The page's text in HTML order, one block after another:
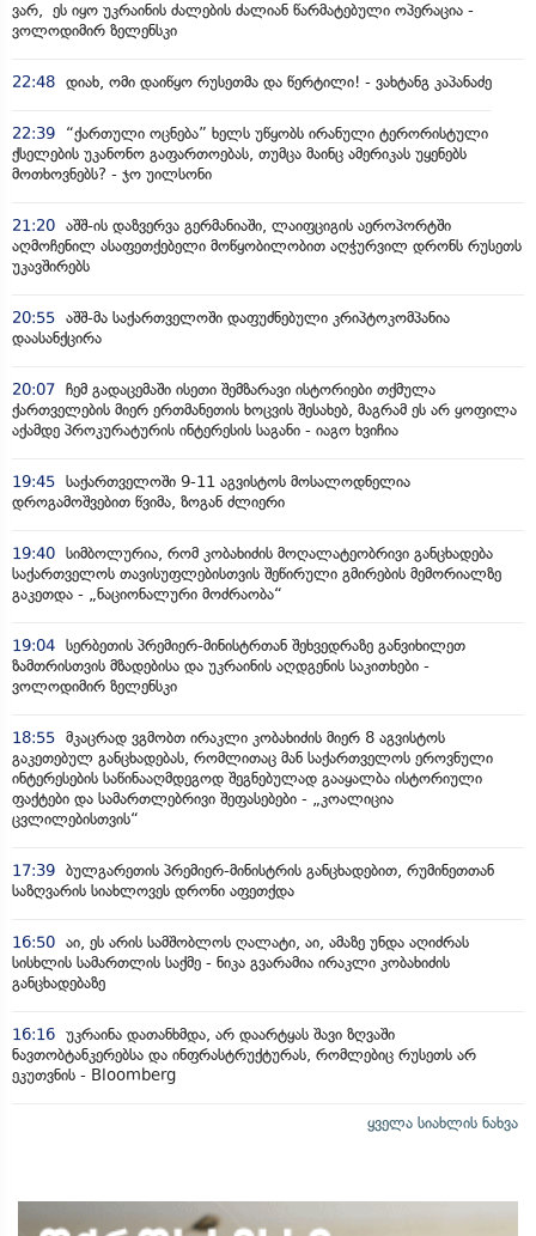
ვარ, ეს იყო უკრაინის ძალების ძალიან წარმატებული ოპერაცია -
ვოლოდიმირ ზელენსკი
22:48 დიახ, ომი დაიწყო რუსეთმა და წერტილი! - ვახტანგ კაპანაძე
22:39
“ქართული ოცნება” ხელს უწყობს ირანული ტერორისტული
ქსელების უკანონო გაფართოებას, თუმცა მაინც ამერიკას უყენებს
მოთხოვნებს? - ჯო უილსონი
21:20 აშშ-ის დაზვერვა გერმანიაში, ლაიფციგის აეროპორტში
აღმოჩენილ ასაფეთქებელი მოწყობილობით აღჭურვილ დრონს რუსეთს
უკავშირებს
20:55 აშშ-მა საქართველოში დაფუძნებული კრიპტოკომპანია
დაასანქცირა
20:07 ჩემ გადაცემაში ისეთი შემზარავი ისტორიები თქმულა
ქართველების მიერ ერთმანეთის ხოცვის შესახებ, მაგრამ ეს არ ყოფილა
აქამდე პროკურატურის ინტერესის საგანი - იაგო ხვიჩია
19:45 საქართველოში 9-11 აგვისტოს მოსალოდნელია
დროგამოშვებით წვიმა, ზოგან ძლიერი
19:40 სიმბოლურია, რომ კობახიძის მოღალატეობრივი განცხადება
საქართველოს თავისუფლებისთვის შეწირული გმირების მემორიალზე
გაკეთდა - „ნაციონალური მოძრაობა“
19:04 სერბეთის პრემიერ-მინისტრთან შეხვედრაზე განვიხილეთ
ზამთრისთვის მზადებისა და უკრაინის აღდგენის საკითხები -
ვოლოდიმირ ზელენსკი
18:55 მკაცრად ვგმობთ ირაკლი კობახიძის მიერ 8 აგვისტოს
გაკეთებულ განცხადებას, რომლითაც მან საქართველოს ეროვნული
ინტერესების საწინააღმდეგოდ შეგნებულად გააყალბა ისტორიული
ფაქტები და სამართლებრივი შეფასებები - „კოალიცია
ცვლილებისთვის“
17:39 ბულგარეთის პრემიერ-მინისტრის განცხადებით, რუმინეთთან
საზღვარის სიახლოვეს დრონი აფეთქდა
16:50 აი, ეს არის სამშობლოს ღალატი, აი, ამაზე უნდა აღიძრას
სისხლის სამართლის საქმე - ნიკა გვარამია ირაკლი კობახიძის
განცხადებაზე
16:16 უკრაინა დათანხმდა, არ დაარტყას შავი ზღვაში
ნავთობტანკერებსა და ინფრასტრუქტურას, რომლებიც რუსეთს არ
ეკუთვნის - Bloomberg
ყველა სიახლის ნახვა